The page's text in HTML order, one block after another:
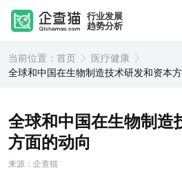
行业发展
趋势分析
当前位置： 首页
医疗健康
全球和中国在生物制造技术研发和资本
全球和中国在生物制造
方面的动向
来源：企查猫